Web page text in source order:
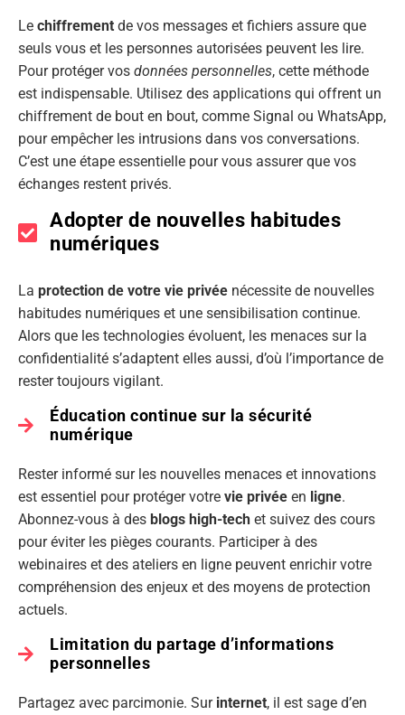
Le chiffrement de vos messages et fichiers assure que
seuls vous et les personnes autorisées peuvent les lire.
Pour protéger vos données personnelles, cette méthode
est indispensable. Utilisez des applications qui offrent un
chiffrement de bout en bout, comme Signal ou WhatsApp,
pour empêcher les intrusions dans vos conversations.
C’est une étape essentielle pour vous assurer que vos
échanges restent privés.
Adopter de nouvelles habitudes
numériques
La protection de votre vie privée nécessite de nouvelles
habitudes numériques et une sensibilisation continue.
Alors que les technologies évoluent, les menaces sur la
confidentialité s’adaptent elles aussi, d’où l’importance de
rester toujours vigilant.
Éducation continue sur la sécurité
numérique
Rester informé sur les nouvelles menaces et innovations
est essentiel pour protéger votre vie privée en ligne.
Abonnez-vous à des blogs high-tech et suivez des cours
pour éviter les pièges courants. Participer à des
webinaires et des ateliers en ligne peuvent enrichir votre
compréhension des enjeux et des moyens de protection
actuels.
Limitation du partage d’informations
personnelles
Partagez avec parcimonie. Sur internet, il est sage d’en